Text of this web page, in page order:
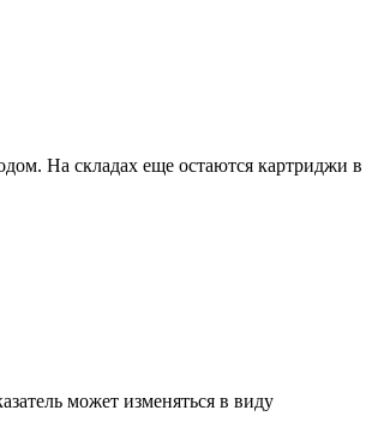
На складах еще остаются картриджи в
может изменяться в виду